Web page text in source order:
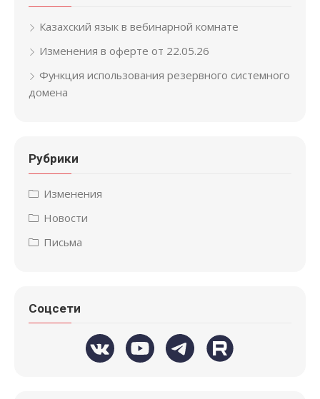
Казахский язык в вебинарной комнате
Изменения в оферте от 22.05.26
Функция использования резервного системного
домена
Рубрики
Изменения
Новости
Письма
Соцсети